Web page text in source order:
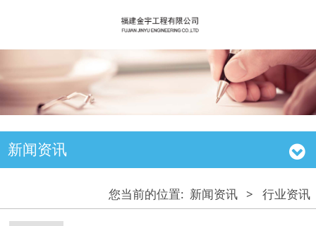
新闻资讯
您当前的位置: 新闻资讯 > 行业资讯